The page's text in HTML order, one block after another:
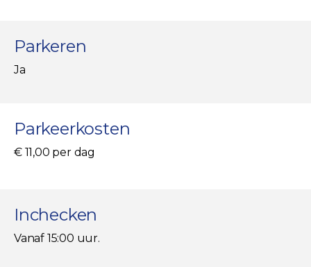
Parkeren
Ja
Parkeerkosten
€ 11,00 per dag
Inchecken
Vanaf 15:00 uur.